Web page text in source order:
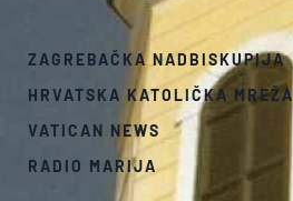
ZAGREBAČKA NADBISKUPIJA
HRVATSKA KATOLIČKA MREŽA
VATICAN NEWS
RADIO MARIJA